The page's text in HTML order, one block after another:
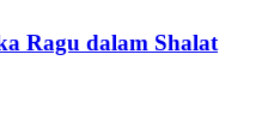
Ragu dalam Shalat